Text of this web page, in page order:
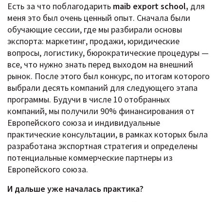
Есть за что поблагодарить maib export school, для
меня это был очень ценный опыт. Сначала были
обучающие сессии, где мы разбирали основы
экспорта: маркетинг, продажи, юридические
вопросы, логистику, бюрократические процедуры —
все, что нужно знать перед выходом на внешний
рынок. После этого был конкурс, по итогам которого
выбрали десять компаний для следующего этапа
программы. Будучи в числе 10 отобранных
компаний, мы получили 90% финансирования от
Европейского союза и индивидуальные
практические консультации, в рамках которых была
разработана экспортная стратегия и определены
потенциальные коммерческие партнеры из
Европейского союза.
И дальше уже началась практика?